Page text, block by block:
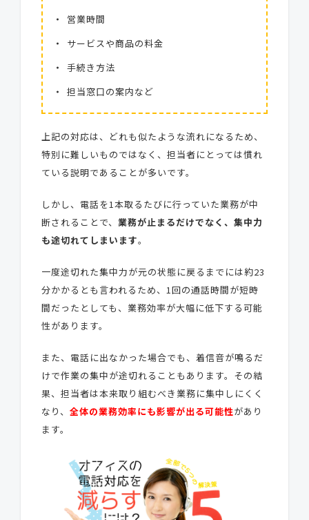
営業時間
サービスや商品の料金
手続き方法
担当窓口の案内など
上記の対応は、どれも似たような流れになるため、
特別に難しいものではなく、担当者にとっては慣れ
ている説明であることが多いです。
しかし、電話を1本取るたびに行っていた業務が中
断されることで、 業務が止まるだけでなく、集中力
も途切れてしまいます。
一度途切れた集中力が元の状態に戻るまでには約23
分かかるとも言われるため、1回の通話時間が短時
間だったとしても、業務効率が大幅に低下する可能
性があります。
また、電話に出なかった場合でも、着信音が鳴るだ
けで作業の集中が途切れることもあります。その結
果、担当者は本来取り組むべき業務に集中しにくく
なり、 全体の業務効率にも影響が出る可能性があり
ます。